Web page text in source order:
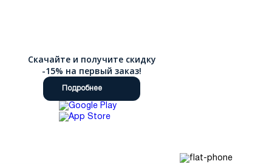
Скачайте и получите скидку
-15% на первый заказ!
Подробнее